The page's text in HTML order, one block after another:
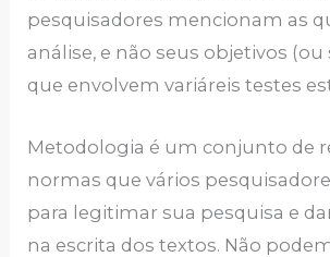
pesquisadores mencionam as
análise, e não seus objetivos (ou
que envolvem variáreis testes
Metodologia é um conjunto de
normas que vários
para legitimar sua pesquisa e
na escrita dos textos. Não